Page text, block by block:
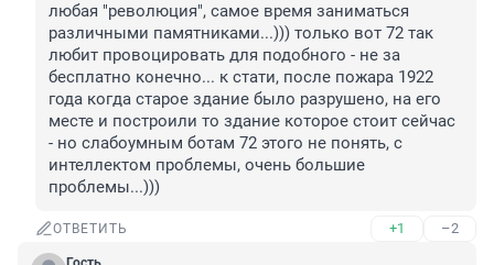
любая "революция", самое время заниматься
различными памятниками...))) только вот 72 так
любит провоцировать для подобного - не за
бесплатно конечно... к стати, после пожара 1922
года когда старое здание было разрушено, на его
месте и построили то здание которое стоит сейчас
- но слабоумным ботам 72 этого не понять, с
интеллектом проблемы, очень большие
проблемы...)))
ОТВЕТИТЬ +1 –2